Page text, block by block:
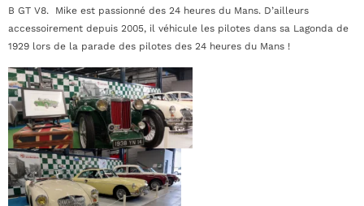
B GT V8. Mike est passionné des 24 heures du Mans. D’ailleurs
accessoirement depuis 2005, il véhicule les pilotes dans sa Lagonda de
1929 lors de la parade des pilotes des 24 heures du Mans !